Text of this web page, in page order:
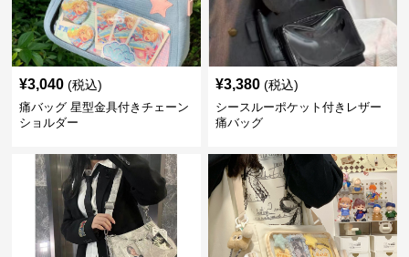
¥3,040 (税込)
痛バッグ 星型金具付きチェーン
ショルダー
¥3,380 (税込)
シースルーポケット付きレザー
痛バッグ